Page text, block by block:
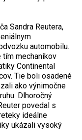
Sandra Reutera,
automobilu.
mechanikov
Continental
Tie boli osadené
ako výnimočne
Dlhoročný
povedal s
ideálne
ukázali vysoký